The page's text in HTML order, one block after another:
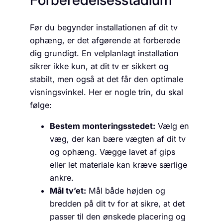
Før du begynder installationen af dit tv
ophæng, er det afgørende at forberede
dig grundigt. En velplanlagt installation
sikrer ikke kun, at dit tv er sikkert og
stabilt, men også at det får den optimale
visningsvinkel. Her er nogle trin, du skal
følge:
Bestem monteringsstedet: Vælg en
væg, der kan bære vægten af dit tv
og ophæng. Vægge lavet af gips
eller let materiale kan kræve særlige
ankre.
Mål tv’et: Mål både højden og
bredden på dit tv for at sikre, at det
passer til den ønskede placering og